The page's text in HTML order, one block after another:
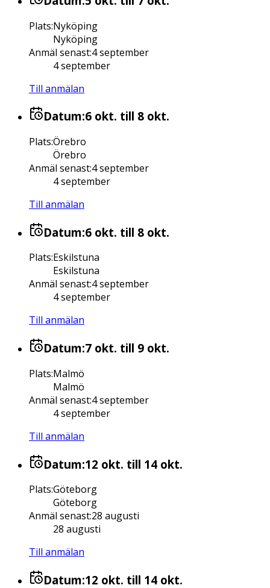
Plats:Nyköping
Nyköping
Anmäl senast:4 september
4 september
Till anmälan
Datum:6 okt. till 8 okt.
Plats:Örebro
Örebro
Anmäl senast:4 september
4 september
Till anmälan
Datum:6 okt. till 8 okt.
Plats:Eskilstuna
Eskilstuna
Anmäl senast:4 september
4 september
Till anmälan
Datum:7 okt. till 9 okt.
Plats:Malmö
Malmö
Anmäl senast:4 september
4 september
Till anmälan
Datum:12 okt. till 14 okt.
Plats:Göteborg
Göteborg
Anmäl senast:28 augusti
28 augusti
Till anmälan
Datum:12 okt. till 14 okt.